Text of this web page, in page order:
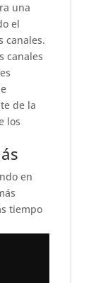
una
el
canales.
canales
de la
los
en
tiempo